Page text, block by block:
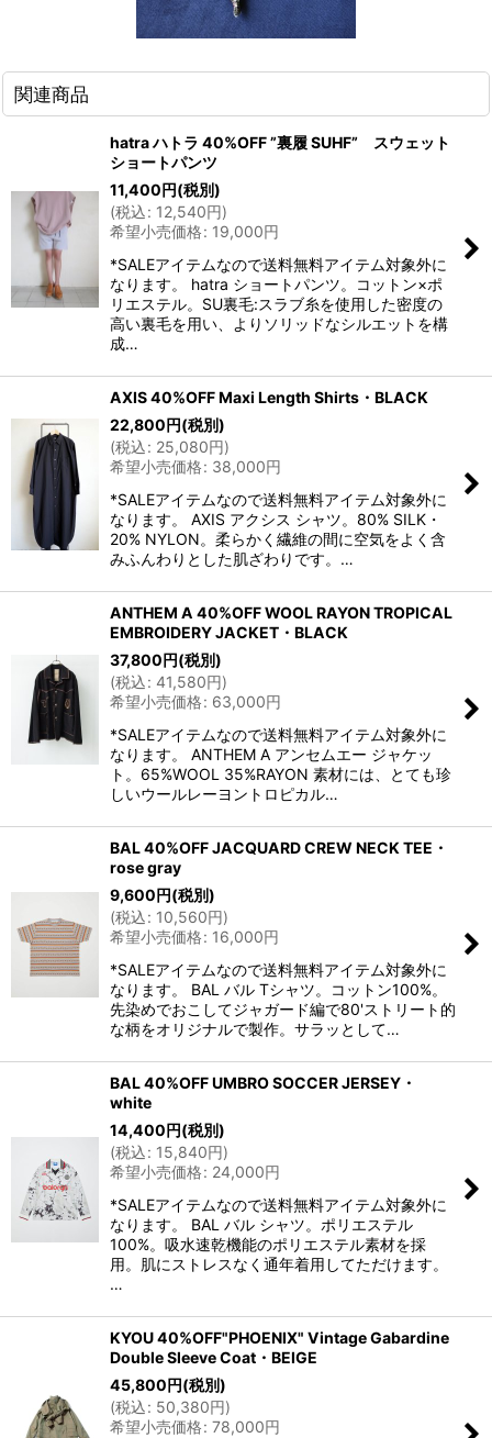
関連商品
hatra ハトラ 40%OFF ”裏履 SUHF” スウェット
ショートパンツ
11,400円(税別)
(税込: 12,540円)
希望小売価格: 19,000円
*SALEアイテムなので送料無料アイテム対象外に
なります。 hatra ショートパンツ。コットン×ポ
リエステル。SU裏毛:スラブ糸を使用した密度の
高い裏毛を用い、よりソリッドなシルエットを構
成…
AXIS 40%OFF Maxi Length Shirts・BLACK
22,800円(税別)
(税込: 25,080円)
希望小売価格: 38,000円
*SALEアイテムなので送料無料アイテム対象外に
なります。 AXIS アクシス シャツ。80% SILK・
20% NYLON。柔らかく繊維の間に空気をよく含
みふんわりとした肌ざわりです。…
ANTHEM A 40%OFF WOOL RAYON TROPICAL
EMBROIDERY JACKET・BLACK
37,800円(税別)
(税込: 41,580円)
希望小売価格: 63,000円
*SALEアイテムなので送料無料アイテム対象外に
なります。 ANTHEM A アンセムエー ジャケッ
ト。65%WOOL 35%RAYON 素材には、とても珍
しいウールレーヨントロピカル…
BAL 40%OFF JACQUARD CREW NECK TEE・
rose gray
9,600円(税別)
(税込: 10,560円)
希望小売価格: 16,000円
*SALEアイテムなので送料無料アイテム対象外に
なります。 BAL バル Tシャツ。コットン100%。
先染めでおこしてジャガード編で80'ストリート的
な柄をオリジナルで製作。サラッとして…
BAL 40%OFF UMBRO SOCCER JERSEY・
white
14,400円(税別)
(税込: 15,840円)
希望小売価格: 24,000円
*SALEアイテムなので送料無料アイテム対象外に
なります。 BAL バル シャツ。ポリエステル
100%。吸水速乾機能のポリエステル素材を採
用。肌にストレスなく通年着用してただけます。
…
KYOU 40%OFF"PHOENIX" Vintage Gabardine
Double Sleeve Coat・BEIGE
45,800円(税別)
(税込: 50,380円)
希望小売価格: 78,000円